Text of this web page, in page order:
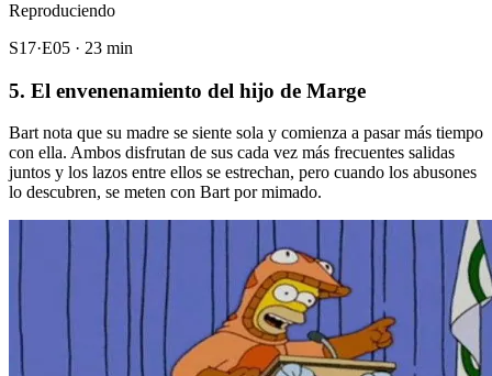
Reproduciendo
S17·E05 · 23 min
5. El envenenamiento del hijo de Marge
Bart nota que su madre se siente sola y comienza a pasar más tiempo
con ella. Ambos disfrutan de sus cada vez más frecuentes salidas
juntos y los lazos entre ellos se estrechan, pero cuando los abusones
lo descubren, se meten con Bart por mimado.